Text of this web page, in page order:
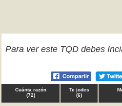
Para ver este TQD debes
Cuánta razón
(72)
Te jodes
(6)